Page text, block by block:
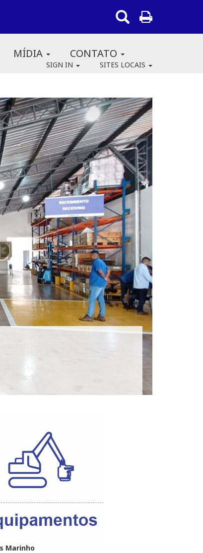
MÍDIA CONTATO
SIGN IN SITES LOCAIS
Marinho